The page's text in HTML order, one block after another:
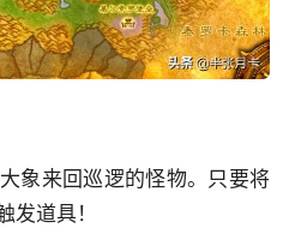
象来回巡逻的怪物。只要将
发道具！